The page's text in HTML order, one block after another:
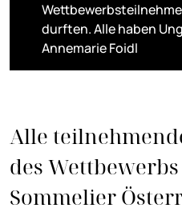
durften. Alle haben
Annemarie Foidl
Alle
des
Sommelier